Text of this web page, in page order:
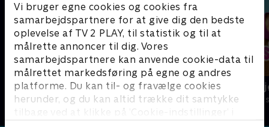
Vi bruger egne cookies og cookies fra
samarbejdspartnere for at give dig den bedste
oplevelse af TV 2 PLAY, til statistik og til at
målrette annoncer til dig. Vores
samarbejdspartnere kan anvende cookie-data til
målrettet markedsføring på egne og andres
platforme. Du kan til- og fravælge cookies
herunder, og du kan altid trække dit samtykke
tilbage ved at klikke på ’Cookie-indstillinger’ i
Arne Alligator
Børneserier • 1 sæsoner
Masha og
Børneserier • 3